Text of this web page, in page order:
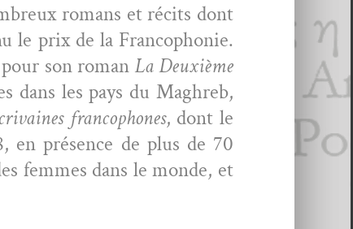
romans et réc­its dont
le prix de la Fran­coph­o­nie.
son roman La Deux­ième
les pays du Maghreb,
fran­coph­o­nes, dont le
en présence de plus de 70
femmes dans le monde, et